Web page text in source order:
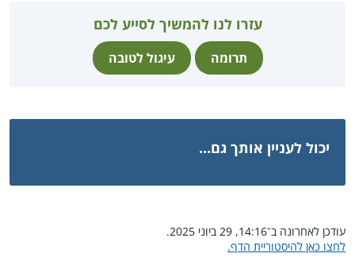
עזרו לנו להמשיך לסייע לכם
תרומה עיגול לטובה
יכול לעניין אותך גם...
עודכן לאחרונה ב־14:16, 29 ביוני 2025.
לחצו כאן להיסטוריית הדף.